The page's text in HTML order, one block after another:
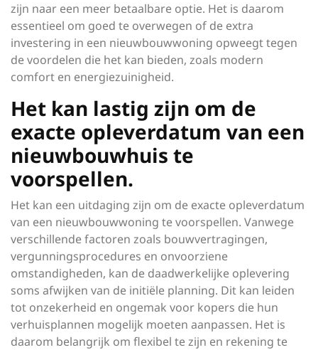
zijn naar een meer betaalbare optie. Het is daarom
essentieel om goed te overwegen of de extra
investering in een nieuwbouwwoning opweegt tegen
de voordelen die het kan bieden, zoals modern
comfort en energiezuinigheid.
Het kan lastig zijn om de
exacte opleverdatum van een
nieuwbouwhuis te
voorspellen.
Het kan een uitdaging zijn om de exacte opleverdatum
van een nieuwbouwwoning te voorspellen. Vanwege
verschillende factoren zoals bouwvertragingen,
vergunningsprocedures en onvoorziene
omstandigheden, kan de daadwerkelijke oplevering
soms afwijken van de initiële planning. Dit kan leiden
tot onzekerheid en ongemak voor kopers die hun
verhuisplannen mogelijk moeten aanpassen. Het is
daarom belangrijk om flexibel te zijn en rekening te